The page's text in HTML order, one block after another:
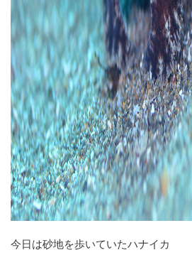
今日は砂地を歩いていたハナイカ